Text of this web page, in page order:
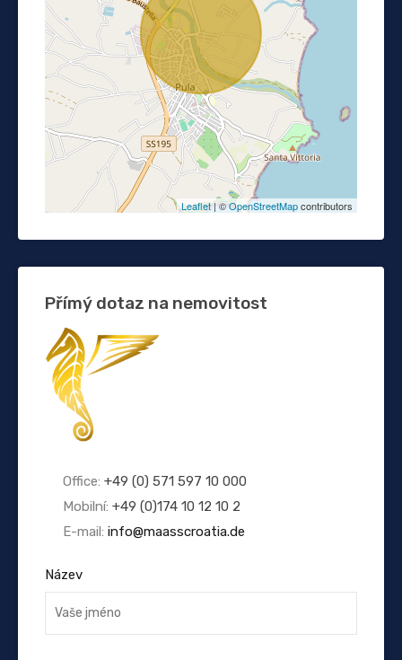
Leaflet| ©OpenStreetMapcontributors
Přímý dotaz na nemovitost
Office: +49 (0) 571 597 10 000
Mobilní: +49 (0)174 10 12 10 2
E-mail: info@maasscroatia.de
Název